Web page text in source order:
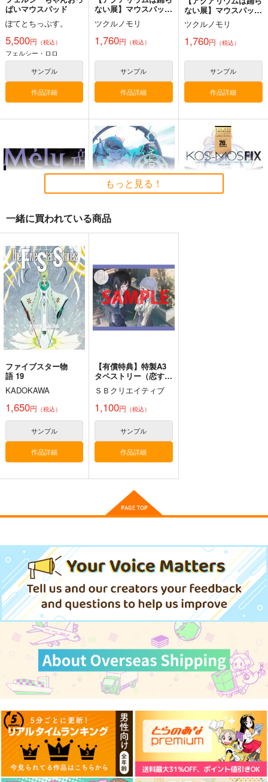
ぱいマウスパッド
ぽてとちっぷす。
5,500円 （税込）
フェルシー・ロロ
サンプル
作品詳細
ない展】マウスパッ
ド ミニキャラver
ツクルノモリ
1,760円 （税込）
サンプル
作品詳細
ない展】マウスパッ
ド 等身ver
ツクルノモリ
1,760円 （税込）
サンプル
作品詳細
メリュ イン ザ ルーム
チョコレート・ショッ
プ
3,300円（税込）
メリュジーヌ
サンプル
6
チョコレート・ショッ
プ
2,530円（税込）
メリュジーヌ
最強妖精領域メリュジ
チョコレート・ショッ
プ
332円（税込）
メリュジーヌ
サンプル
作品詳細
実録妖精領域めり込め
チョコレート・ショッ
332円 （税込）
CHOCO
サンプル
アクリルカレイドフレ
チョコレート・ショッ
プ
3,850円（税込）
謎のアルターエゴ・Λ
サンプル
もっと見る！
一緒に買われている商品
ファイブスター物
語 19
KADOKAWA
1,650円 （税込）
サンプル
作品詳細
【有償特典】特製A3
タペストリー（恋する
少女にささやく愛は、
みそひともじだけあれ
ばいい 2）
ＳＢクリエイティブ
1,100円 （税込）
サンプル
作品詳細